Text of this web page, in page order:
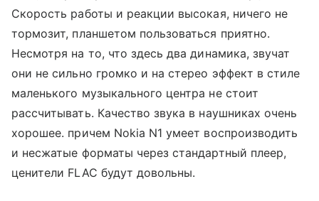
Скорость работы и реакции высокая, ничего не
тормозит, планшетом пользоваться приятно.
Несмотря на то, что здесь два динамика, звучат
они не сильно громко и на стерео эффект в стиле
маленького музыкального центра не стоит
рассчитывать. Качество звука в наушниках очень
хорошее. причем Nokia N1 умеет воспроизводить
и несжатые форматы через стандартный плеер,
ценители FLAC будут довольны.